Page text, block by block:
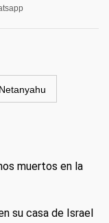
muertos en la
su casa de Israel